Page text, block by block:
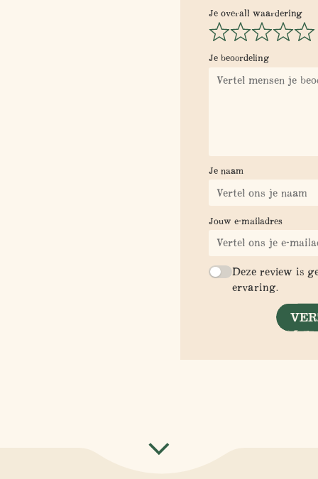
Je overall waardering
Je beoordeling
Je naam
Jouw e-mailadres
Deze review is
ervaring.